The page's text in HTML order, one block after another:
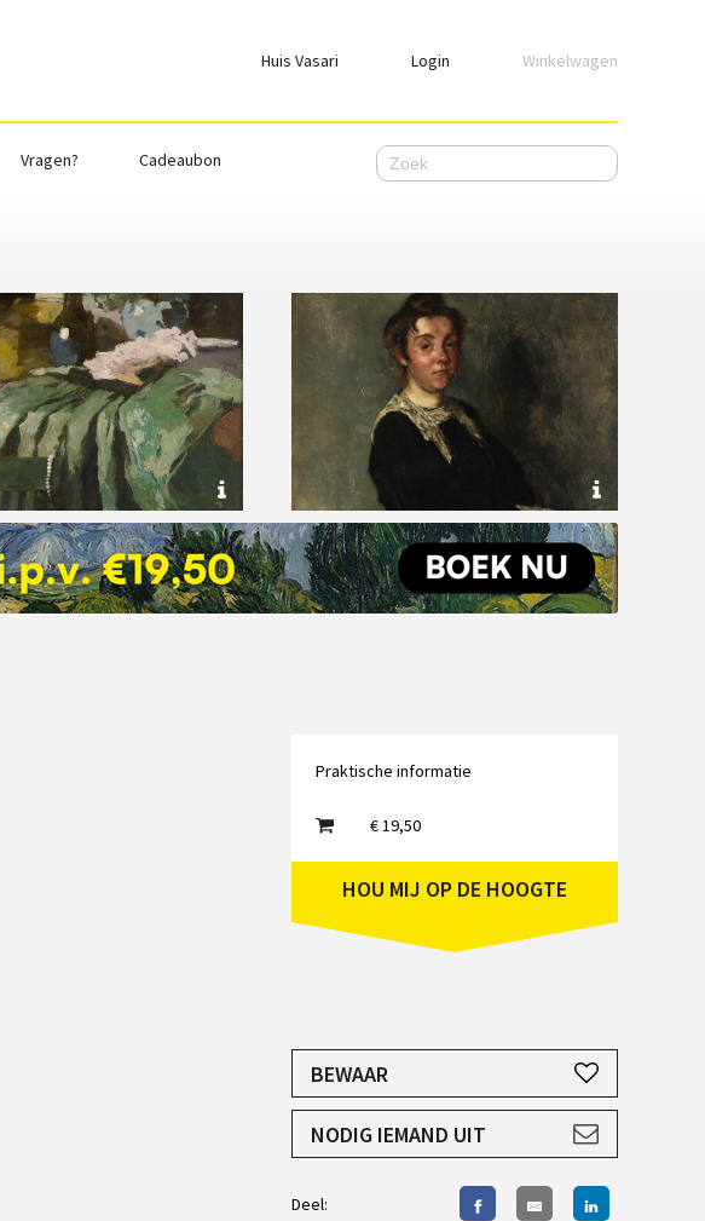
Huis Vasari Login
Login
Emailadres
Ik wil ingelogd blijven
WACHTWOORD VERGETEN
Nog geen account, meld je aan.
Winkelwagen
Vragen? Cadeaubon
Praktische informatie
€ 19,50
HOU MIJ OP DE HOOGTE
JE HEBT EEN ACCOUNT NODIG
AANMELDEN
BEWAAR
NODIG IEMAND UIT
Deel: